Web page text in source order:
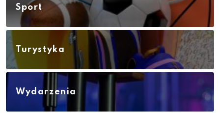
Sport
Turystyka
Wydarzenia